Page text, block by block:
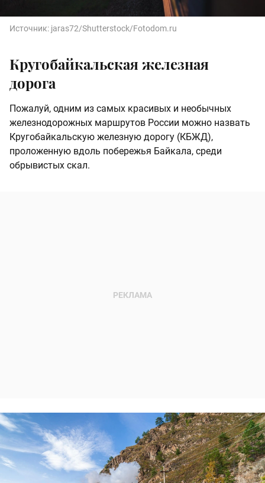
Источник: jaras72/Shutterstock/Fotodom.ru
Кругобайкальская железная
дорога
Пожалуй, одним из самых красивых и необычных
железнодорожных маршрутов России можно назвать
Кругобайкальскую железную дорогу (КБЖД),
проложенную вдоль побережья Байкала, среди
обрывистых скал.